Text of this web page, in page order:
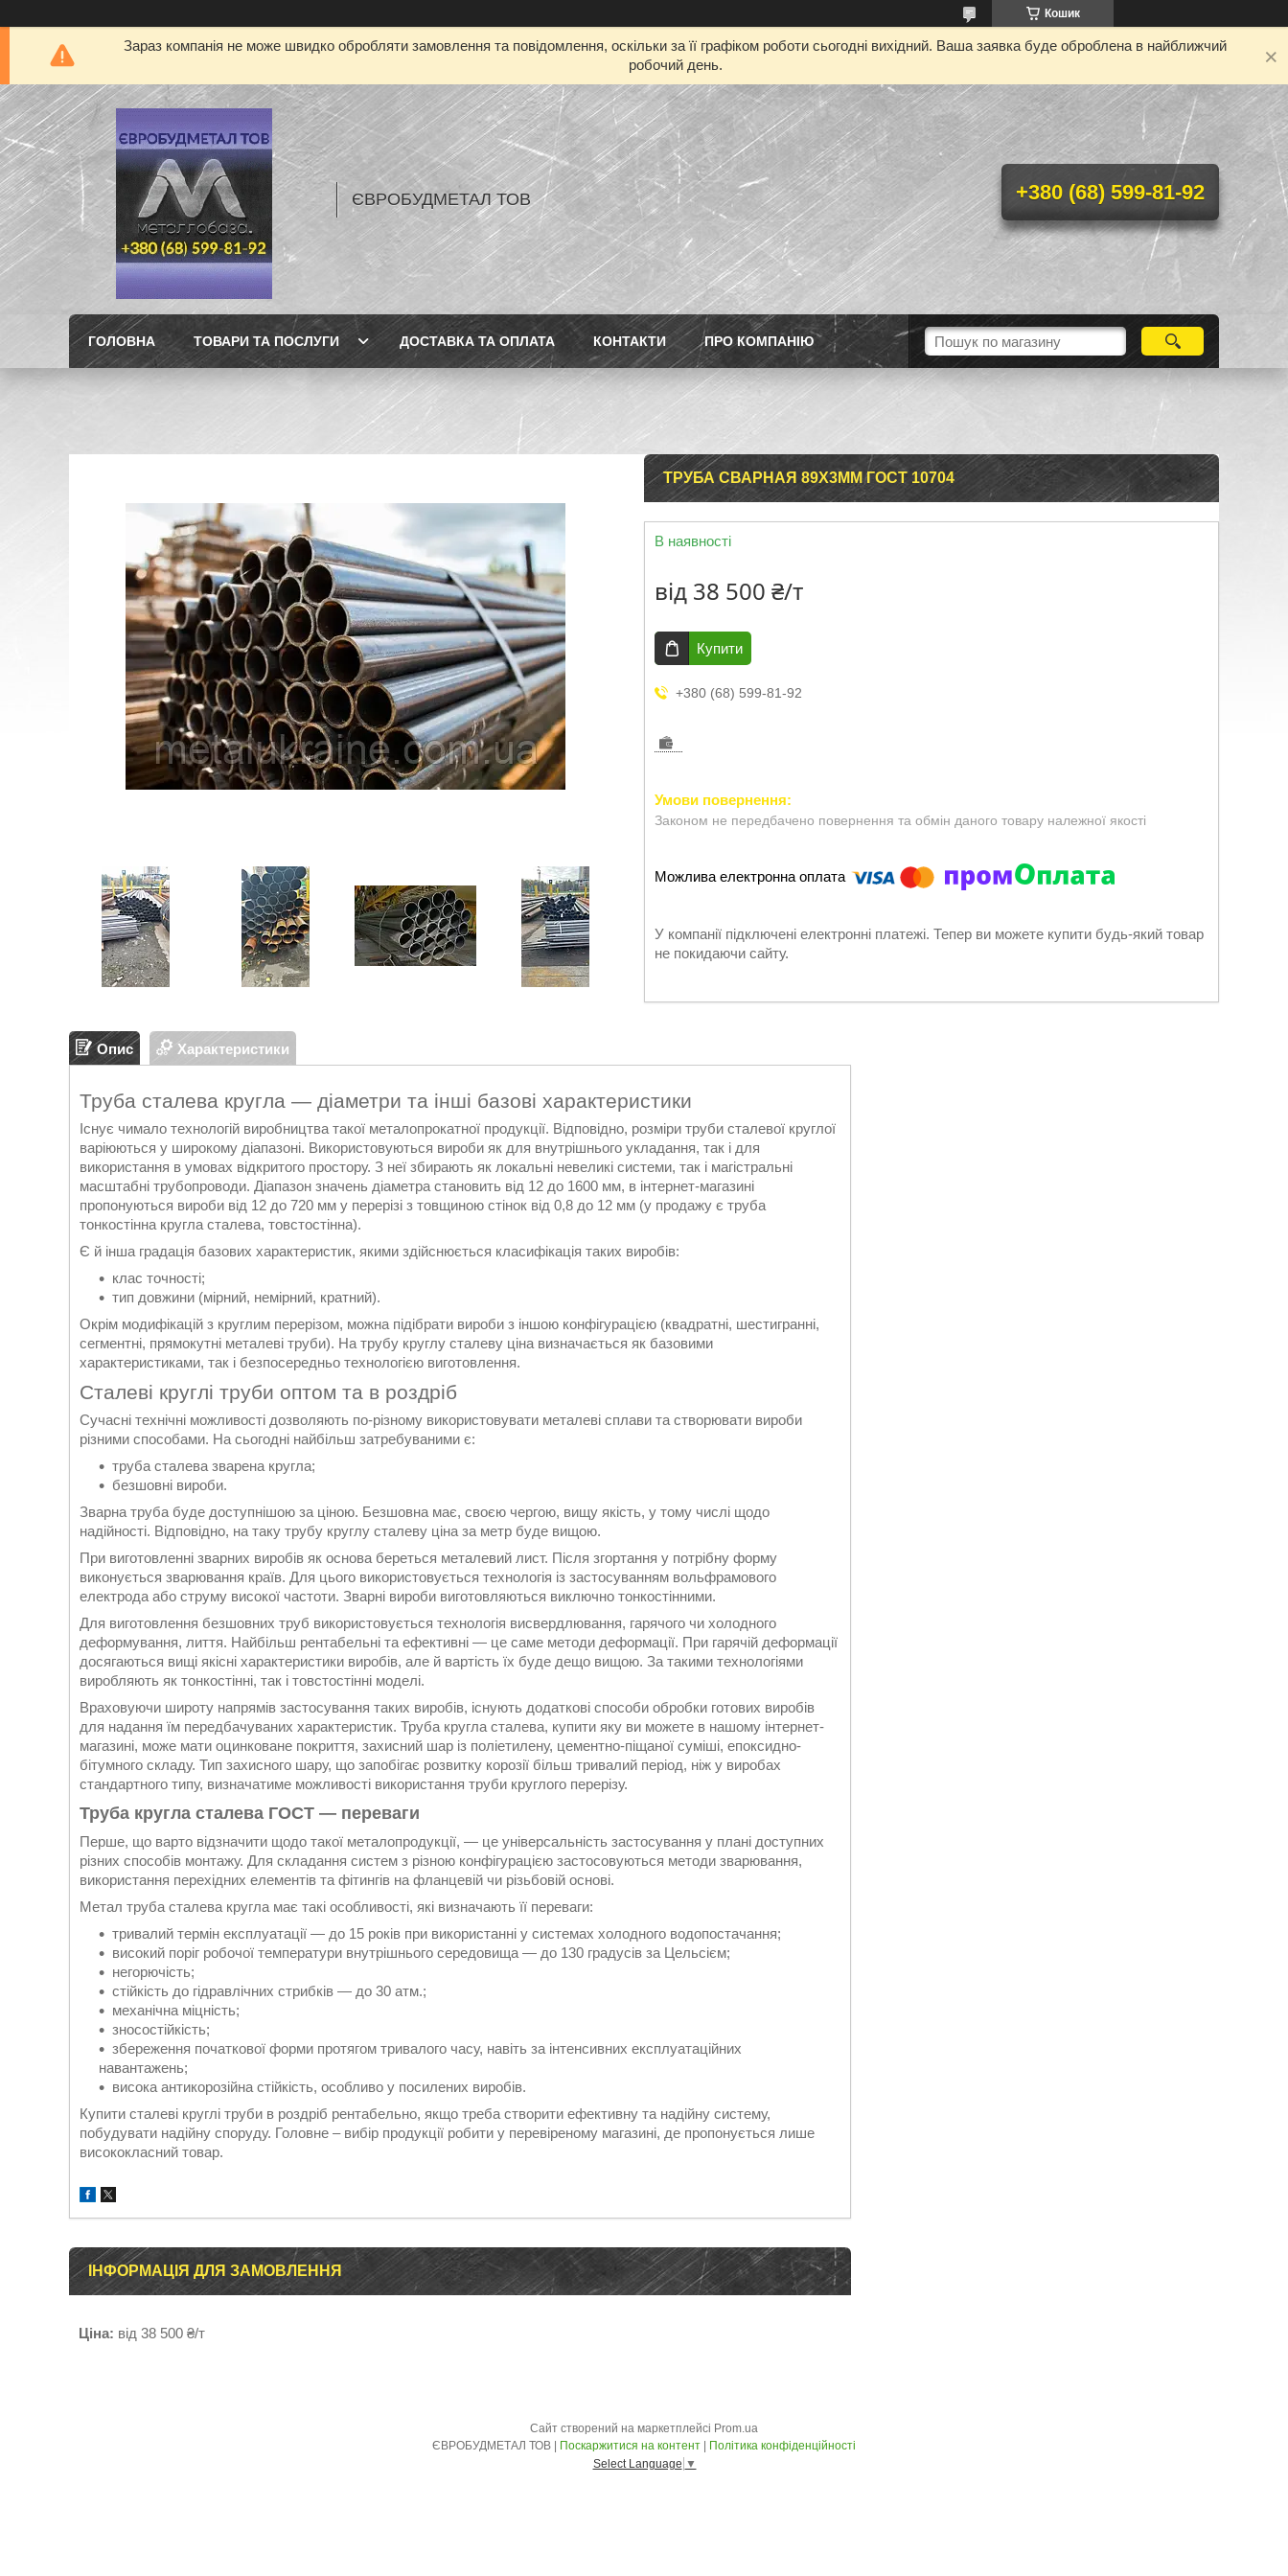
Кошик
Зараз компанія не може швидко обробляти замовлення та повідомлення, оскільки за її графіком роботи сьогодні вихідний. Ваша заявка буде оброблена в найближчий
робочий день.
ЄВРОБУДМЕТАЛ ТОВ +380 (68) 599-81-92
ГОЛОВНА ТОВАРИ ТА ПОСЛУГИ ДОСТАВКА ТА ОПЛАТА КОНТАКТИ ПРО КОМПАНІЮ
ТРУБА СВАРНАЯ 89Х3ММ ГОСТ 10704
В наявності
від 38 500 ₴/т
Купити
+380 (68) 599-81-92
Законом не передбачено повернення та обмін даного товару належної якості
У компанії підключені електронні платежі. Тепер ви можете купити будь-який товар
не покидаючи сайту.
Опис Характеристики
Труба сталева кругла — діаметри та інші базові характеристики
Існує чимало технологій виробництва такої металопрокатної продукції. Відповідно, розміри труби сталевої круглої
варіюються у широкому діапазоні. Використовуються вироби як для внутрішнього укладання, так і для
використання в умовах відкритого простору. З неї збирають як локальні невеликі системи, так і магістральні
масштабні трубопроводи. Діапазон значень діаметра становить від 12 до 1600 мм, в інтернет-магазині
пропонуються вироби від 12 до 720 мм у перерізі з товщиною стінок від 0,8 до 12 мм (у продажу є труба
тонкостінна кругла сталева, товстостінна).
Є й інша градація базових характеристик, якими здійснюється класифікація таких виробів:
клас точності;
тип довжини (мірний, немірний, кратний).
Окрім модифікацій з круглим перерізом, можна підібрати вироби з іншою конфігурацією (квадратні, шестигранні,
сегментні, прямокутні металеві труби). На трубу круглу сталеву ціна визначається як базовими
характеристиками, так і безпосередньо технологією виготовлення.
Сталеві круглі труби оптом та в роздріб
Сучасні технічні можливості дозволяють по-різному використовувати металеві сплави та створювати вироби
різними способами. На сьогодні найбільш затребуваними є:
труба сталева зварена кругла;
безшовні вироби.
Зварна труба буде доступнішою за ціною. Безшовна має, своєю чергою, вищу якість, у тому числі щодо
надійності. Відповідно, на таку трубу круглу сталеву ціна за метр буде вищою.
При виготовленні зварних виробів як основа береться металевий лист. Після згортання у потрібну форму
виконується зварювання країв. Для цього використовується технологія із застосуванням вольфрамового
електрода або струму високої частоти. Зварні вироби виготовляються виключно тонкостінними.
Для виготовлення безшовних труб використовується технологія висвердлювання, гарячого чи холодного
деформування, лиття. Найбільш рентабельні та ефективні — це саме методи деформації. При гарячій деформації
досягаються вищі якісні характеристики виробів, але й вартість їх буде дещо вищою. За такими технологіями
виробляють як тонкостінні, так і товстостінні моделі.
Враховуючи широту напрямів застосування таких виробів, існують додаткові способи обробки готових виробів
для надання їм передбачуваних характеристик. Труба кругла сталева, купити яку ви можете в нашому інтернет-
магазині, може мати оцинковане покриття, захисний шар із поліетилену, цементно-піщаної суміші, епоксидно-
бітумного складу. Тип захисного шару, що запобігає розвитку корозії більш тривалий період, ніж у виробах
стандартного типу, визначатиме можливості використання труби круглого перерізу.
Труба кругла сталева ГОСТ — переваги
Перше, що варто відзначити щодо такої металопродукції, — це універсальність застосування у плані доступних
різних способів монтажу. Для складання систем з різною конфігурацією застосовуються методи зварювання,
використання перехідних елементів та фітингів на фланцевій чи різьбовій основі.
Метал труба сталева кругла має такі особливості, які визначають її переваги:
тривалий термін експлуатації — до 15 років при використанні у системах холодного водопостачання;
високий поріг робочої температури внутрішнього середовища — до 130 градусів за Цельсієм;
негорючість;
стійкість до гідравлічних стрибків — до 30 атм.;
механічна міцність;
зносостійкість;
збереження початкової форми протягом тривалого часу, навіть за інтенсивних експлуатаційних
навантажень;
висока антикорозійна стійкість, особливо у посилених виробів.
Купити сталеві круглі труби в роздріб рентабельно, якщо треба створити ефективну та надійну систему,
побудувати надійну споруду. Головне – вибір продукції робити у перевіреному магазині, де пропонується лише
висококласний товар.
ІНФОРМАЦІЯ ДЛЯ ЗАМОВЛЕННЯ
Ціна: від 38 500 ₴/т
Сайт створений на маркетплейсі Prom.ua
Поскаржитися на контент
Політика конфіденційності
Select Language ▼